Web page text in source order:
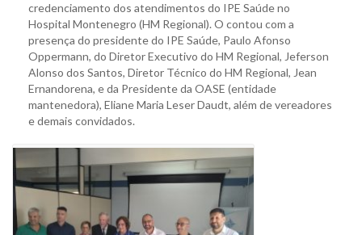
credenciamento dos atendimentos do IPE Saúde no
Hospital Montenegro (HM Regional). O contou com a
presença do presidente do IPE Saúde, Paulo Afonso
Oppermann, do Diretor Executivo do HM Regional, Jeferson
Alonso dos Santos, Diretor Técnico do HM Regional, Jean
Ernandorena, e da Presidente da OASE (entidade
mantenedora), Eliane Maria Leser Daudt, além de vereadores
e demais convidados.